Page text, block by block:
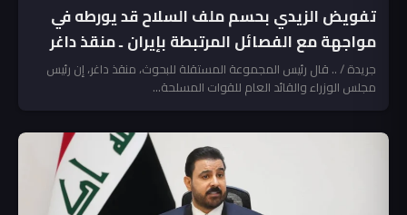
تفويض الزيدي بحسم ملف السلاح قد يورطه في
مواجهة مع الفصائل المرتبطة بإيران ـ منقذ داغر
جريدة / .. قال رئيس المجموعة المستقلة للبحوث، منقذ داغر، إن رئيس
مجلس الوزراء والقائد العام للقوات المسلحة...